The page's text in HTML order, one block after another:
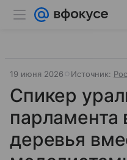
19 июня 2026 Источник:
Спикер
парламента
деревья